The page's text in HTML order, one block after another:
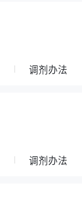
调剂办法
调剂办法